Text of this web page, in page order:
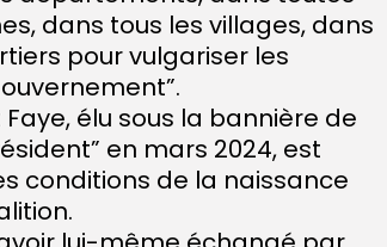
dans tous les villages, dans
pour vulgariser les
élu sous la bannière de
en mars 2024, est
conditions de la naissance